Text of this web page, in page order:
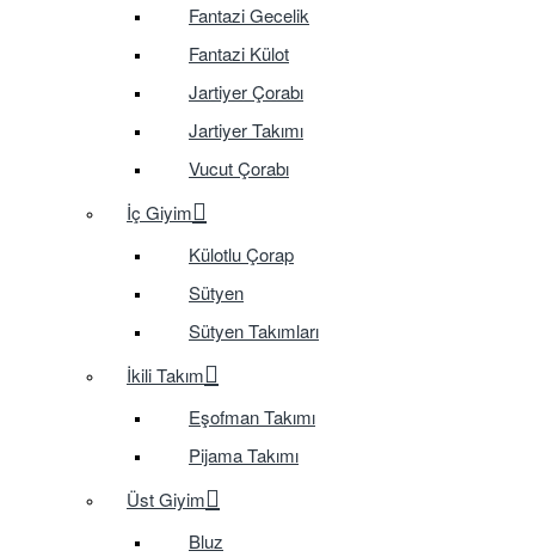
Fantazi Gecelik
Fantazi Külot
Jartiyer Çorabı
Jartiyer Takımı
Vucut Çorabı
İç Giyim
Külotlu Çorap
Sütyen
Sütyen Takımları
İkili Takım
Eşofman Takımı
Pijama Takımı
Üst Giyim
Bluz